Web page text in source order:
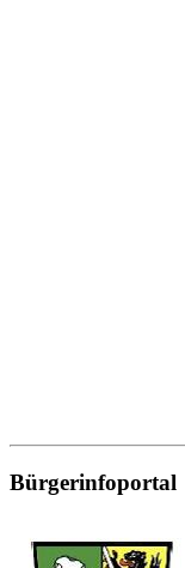
Bürgerinfoportal